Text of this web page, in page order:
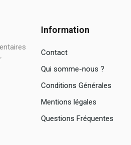
Information
Contact
Qui somme-nous ?
Conditions Générales
Mentions légales
Questions Fréquentes